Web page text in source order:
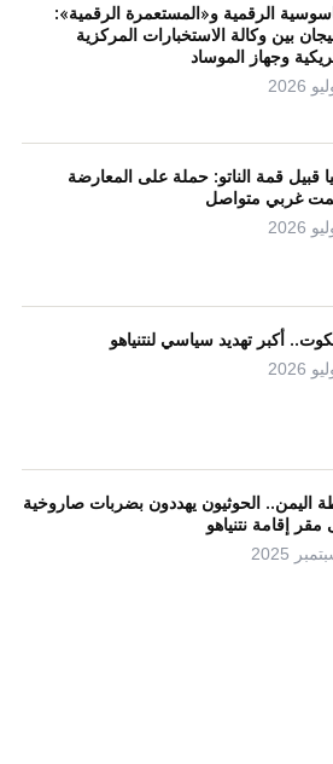
الرقمية و«المستعمرة الرقمية»:
بين وكالة الاستخبارات المركزية
وجهاز الموساد
قبيل قمة الناتو: حملة على المعارضة
غربي متواصل
أكبر تهديد سياسي لنتنياهو
اليمن.. الحوثيون يهددون بضربات صاروخية
إقامة نتنياهو